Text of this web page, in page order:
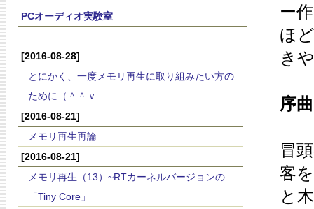
PCオーディオ実験室
[2016-08-28]
とにかく、一度メモリ再生に取り組みたい方の
ために（＾＾ｖ
[2016-08-21]
メモリ再生再論
[2016-08-21]
メモリ再生（13）~RTカーネルバージョンの
「Tiny Core」
ー
ほ
き
序曲
冒
客
と